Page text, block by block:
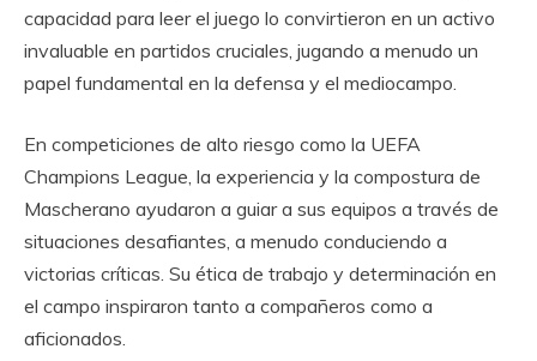
capacidad para leer el juego lo convirtieron en un activo
invaluable en partidos cruciales, jugando a menudo un
papel fundamental en la defensa y el mediocampo.
En competiciones de alto riesgo como la UEFA
Champions League, la experiencia y la compostura de
Mascherano ayudaron a guiar a sus equipos a través de
situaciones desafiantes, a menudo conduciendo a
victorias críticas. Su ética de trabajo y determinación en
el campo inspiraron tanto a compañeros como a
aficionados.